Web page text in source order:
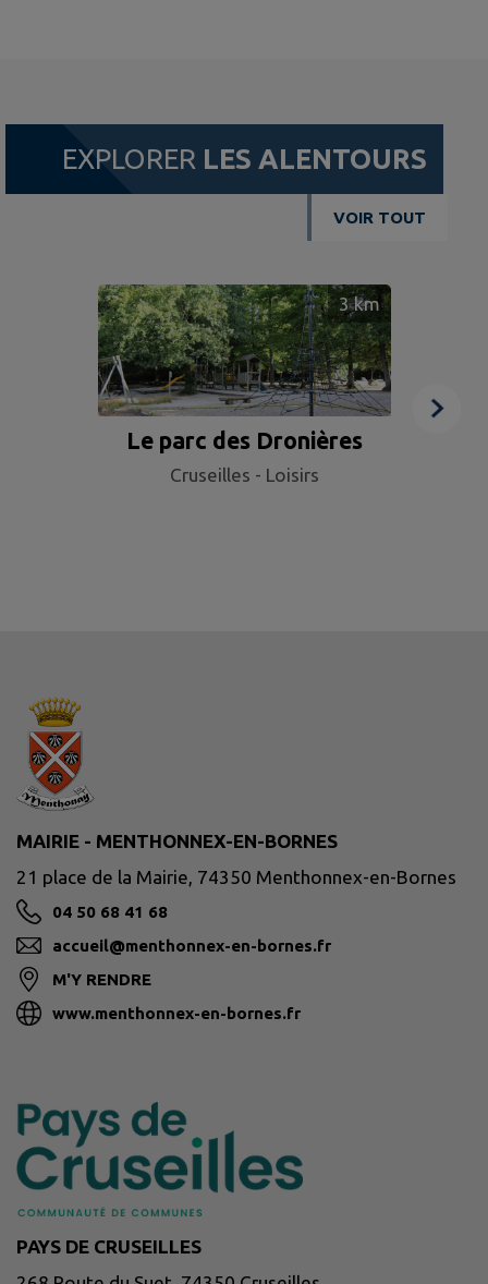
EXPLORER LES ALENTOURS
VOIR TOUT
3 km
Le parc des Dronières
Cruseilles - Loisirs
MAIRIE - MENTHONNEX-EN-BORNES
21 place de la Mairie, 74350 Menthonnex-en-Bornes
04 50 68 41 68
accueil@menthonnex-en-bornes.fr
M'Y RENDRE
www.menthonnex-en-bornes.fr
PAYS DE CRUSEILLES